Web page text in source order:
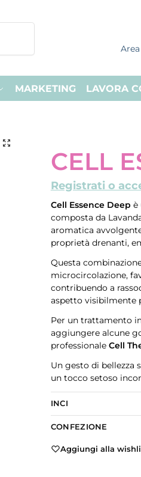
MARKETING LAVORA
CELL
Registrati o
Cell Essence Deep è
composta da
aromatica
proprietà drenanti,
Questa
microcircolazione,
contribuendo a
aspetto visibilmente
Per un trattamento
aggiungere alcune
professionale Cell
Un gesto di bellezza
un tocco setoso
INCI
CONFEZIONE
Aggiungi alla